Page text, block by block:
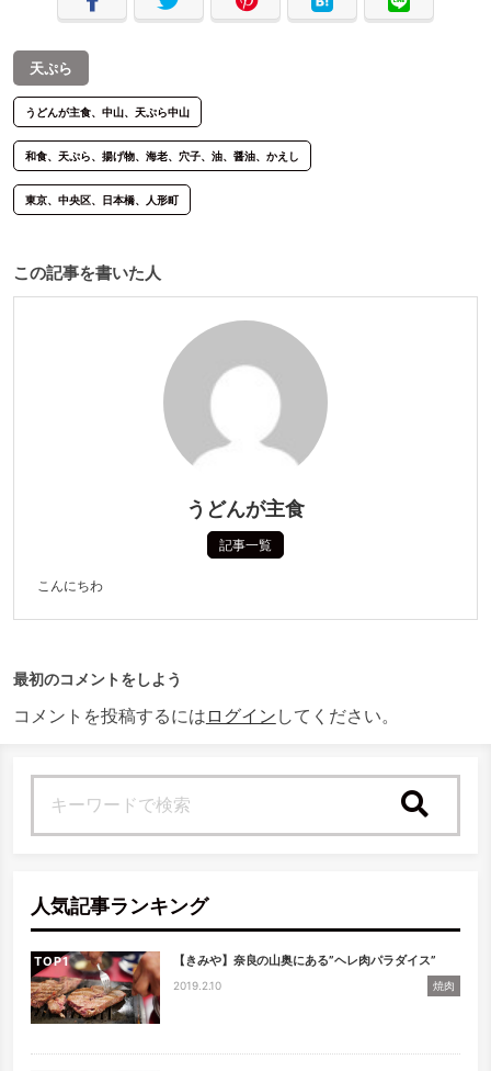
天ぷら
うどんが主食、中山、天ぷら中山
和食、天ぷら、揚げ物、海老、穴子、油、醤油、かえし
東京、中央区、日本橋、人形町
この記事を書いた人
うどんが主食
記事一覧
こんにちわ
最初のコメントをしよう
コメントを投稿するには ログイン してください。
人気記事ランキング
TOP 【きみや】奈良の山奥にある”ヘレ肉パラダイス”
2019.2.10 焼肉